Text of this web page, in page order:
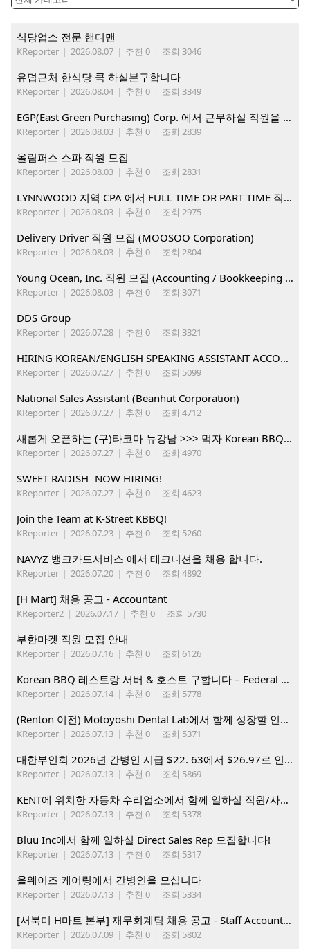
식당업소 전문 핸디맨
KReporter | 2026.08.07 | 추천 0 | 조회 3046
유덥근처 한식당 쿡 하실분구합니다
KReporter | 2026.08.04 | 추천 0 | 조회 3349
EGP(East Green Purchasing) Corp. 에서 근무하실 직원을 아래와 같이 모집합니다.
KReporter | 2026.08.03 | 추천 0 | 조회 2839
올림퍼스 스파 직원 모집
KReporter | 2026.08.03 | 추천 0 | 조회 2831
LYNNWOOD 지역 CPA 에서 FULL TIME OR PART TIME 직원을 찾습니다
KReporter | 2026.08.03 | 추천 0 | 조회 2975
Delivery Driver 직원 모집 (MOOSOO Corporation)
KReporter | 2026.08.03 | 추천 0 | 조회 2804
Young Ocean, Inc. 직원 모집 (Accounting / Bookkeeping 분야)
KReporter | 2026.08.03 | 추천 0 | 조회 3071
DDS Group
KReporter | 2026.07.28 | 추천 0 | 조회 3321
HIRING KOREAN/ENGLISH SPEAKING ASSISTANT ACCOUNT MANAGER
KReporter | 2026.07.27 | 추천 0 | 조회 5099
National Sales Assistant (Beanhut Corporation)
KReporter | 2026.07.27 | 추천 0 | 조회 4712
새롭게 오픈하는 (구)타코마 뉴강남 >>> 먹자 Korean BBQ 구인중
KReporter | 2026.07.27 | 추천 0 | 조회 4970
SWEET RADISH NOW HIRING!
KReporter | 2026.07.27 | 추천 0 | 조회 4623
Join the Team at K-Street KBBQ!
KReporter | 2026.07.23 | 추천 0 | 조회 5260
NAVYZ 뱅크카드서비스 에서 테크니션을 채용 합니다.
KReporter | 2026.07.20 | 추천 0 | 조회 4892
[H Mart] 채용 공고 - Accountant
KReporter2 | 2026.07.17 | 추천 0 | 조회 5730
부한마켓 직원 모집 안내
KReporter | 2026.07.16 | 추천 0 | 조회 6126
Korean BBQ 레스토랑 서버 & 호스트 구합니다 – Federal Way & Tacoma $45-$60/hr (server), $21-23/hr (Host)
KReporter | 2026.07.14 | 추천 0 | 조회 5778
(Renton 이전) Motoyoshi Dental Lab에서 함께 성장할 인재를 모십니다.
KReporter | 2026.07.13 | 추천 0 | 조회 5371
대한부인회 2026년 간병인 시급 $22. 63에서 $26.97로 인상. 지금 간병인들을 모집합니다
KReporter | 2026.07.13 | 추천 0 | 조회 5869
KENT에 위치한 자동차 수리업소에서 함께 일하실 직원/사무직원 구합니다.
KReporter | 2026.07.13 | 추천 0 | 조회 5378
Bluu Inc에서 함께 일하실 Direct Sales Rep 모집합니다!
KReporter | 2026.07.13 | 추천 0 | 조회 5317
올웨이즈 케어링에서 간병인을 모십니다
KReporter | 2026.07.13 | 추천 0 | 조회 5334
[서북미 H마트 본부] 재무회계팀 채용 공고 - Staff Accountant
KReporter | 2026.07.09 | 추천 0 | 조회 5802